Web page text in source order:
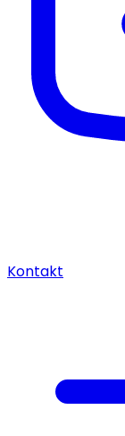
Kontakt